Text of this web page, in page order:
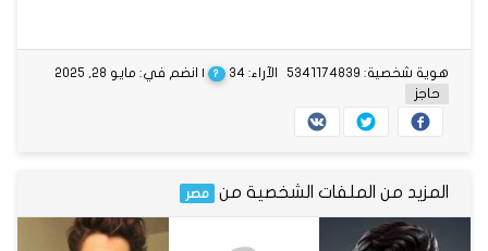
الآراء: 34 ? | انضم في: مايو 28, 2025
هوية شخصية: 5341174839
حاجز
المزيد من الملفات الشخصية من مصر